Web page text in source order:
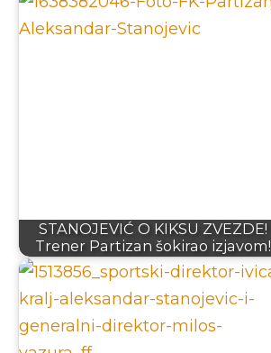
STANOJEVIĆ O KIKSU ZVEZDE!
Trener Partizan šokirao izjavom!